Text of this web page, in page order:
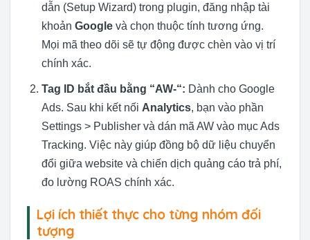
dẫn (Setup Wizard) trong plugin, đăng nhập tài
khoản Googlevà chọn thuộc tính tương ứng.
Mọi mã theo dõi sẽ tự động được chèn vào vị trí
chính xác.
Tag ID bắt đầu bằng “AW-“: Dành cho Google
Ads. Sau khi kết nối Analytics, bạn vào phần
Settings > Publisher và dán mã AW vào mục Ads
Tracking. Việc này giúp đồng bộ dữ liệu chuyển
đổi giữa website và chiến dịch quảng cáo trả phí,
đo lường ROAS chính xác.
Lợi ích thiết thực cho từng nhóm đối
tượng